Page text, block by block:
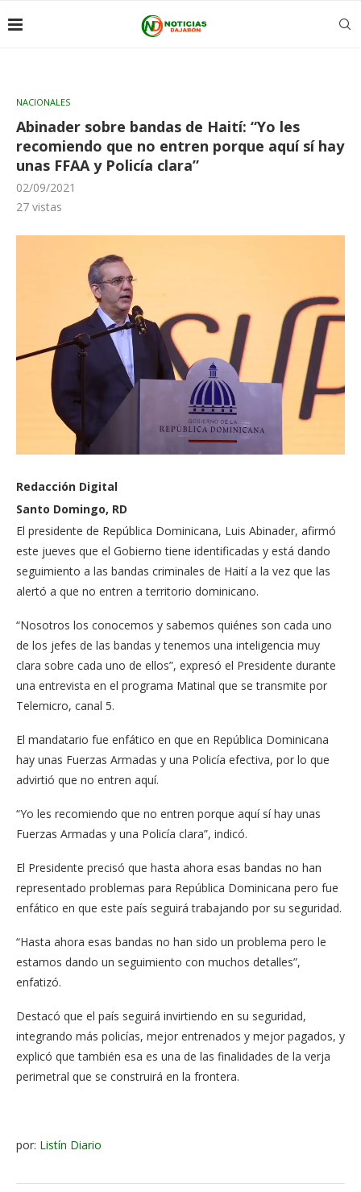
NACIONALES
Abinader sobre bandas de Haití: “Yo les
recomiendo que no entren porque aquí sí hay
unas FFAA y Policía clara”
02/09/2021
27 vistas
Redacción Digital
Santo Domingo, RD
El presidente de República Dominicana, Luis Abinader, afirmó
este jueves que el Gobierno tiene identificadas y está dando
seguimiento a las bandas criminales de Haití a la vez que las
alertó a que no entren a territorio dominicano.
“Nosotros los conocemos y sabemos quiénes son cada uno
de los jefes de las bandas y tenemos una inteligencia muy
clara sobre cada uno de ellos”, expresó el Presidente durante
una entrevista en el programa Matinal que se transmite por
Telemicro, canal 5.
El mandatario fue enfático en que en República Dominicana
hay unas Fuerzas Armadas y una Policía efectiva, por lo que
advirtió que no entren aquí.
“Yo les recomiendo que no entren porque aquí sí hay unas
Fuerzas Armadas y una Policía clara”, indicó.
El Presidente precisó que hasta ahora esas bandas no han
representado problemas para República Dominicana pero fue
enfático en que este país seguirá trabajando por su seguridad.
“Hasta ahora esas bandas no han sido un problema pero le
estamos dando un seguimiento con muchos detalles”,
enfatizó.
Destacó que el país seguirá invirtiendo en su seguridad,
integrando más policías, mejor entrenados y mejor pagados, y
explicó que también esa es una de las finalidades de la verja
perimetral que se construirá en la frontera.
por: Listín Diario